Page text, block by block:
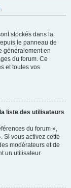
stockés dans la
le panneau de
généralement en
du forum. Ce
et toutes vos
liste des utilisateurs
du forum »,
Si vous activez cette
modérateurs et de
un utilisateur